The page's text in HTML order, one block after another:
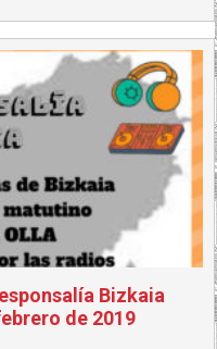
Bizkaia
de 2019